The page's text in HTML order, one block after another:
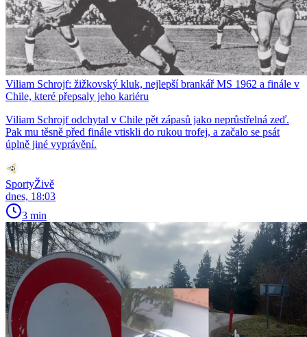
Viliam Schrojf: žižkovský kluk, nejlepší brankář MS 1962 a finále v
Chile, které přepsaly jeho kariéru
Viliam Schrojf odchytal v Chile pět zápasů jako neprůstřelná zeď.
Pak mu těsně před finále vtiskli do rukou trofej, a začalo se psát
úplně jiné vyprávění.
SportyŽivě
dnes, 18:03
3 min